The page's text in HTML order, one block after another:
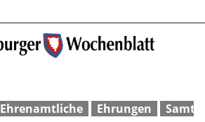
„Das Ehrenamt
Ehrenamtliche Ehrungen